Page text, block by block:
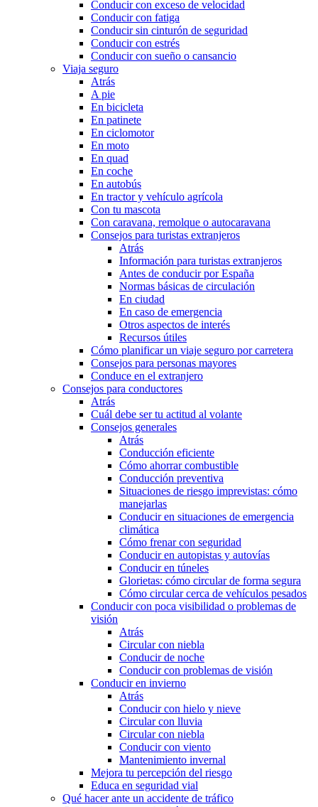
Conducir con exceso de velocidad
Conducir con fatiga
Conducir sin cinturón de seguridad
Conducir con estrés
Conducir con sueño o cansancio
Viaja seguro
Atrás
A pie
En bicicleta
En patinete
En ciclomotor
En moto
En quad
En coche
En autobús
En tractor y vehículo agrícola
Con tu mascota
Con caravana, remolque o autocaravana
Consejos para turistas extranjeros
Atrás
Información para turistas extranjeros
Antes de conducir por España
Normas básicas de circulación
En ciudad
En caso de emergencia
Otros aspectos de interés
Recursos útiles
Cómo planificar un viaje seguro por carretera
Consejos para personas mayores
Conduce en el extranjero
Consejos para conductores
Atrás
Cuál debe ser tu actitud al volante
Consejos generales
Atrás
Conducción eficiente
Cómo ahorrar combustible
Conducción preventiva
Situaciones de riesgo imprevistas: cómo
manejarlas
Conducir en situaciones de emergencia
climática
Cómo frenar con seguridad
Conducir en autopistas y autovías
Conducir en túneles
Glorietas: cómo circular de forma segura
Cómo circular cerca de vehículos pesados
Conducir con poca visibilidad o problemas de
visión
Atrás
Circular con niebla
Conducir de noche
Conducir con problemas de visión
Conducir en invierno
Atrás
Conducir con hielo y nieve
Circular con lluvia
Circular con niebla
Conducir con viento
Mantenimiento invernal
Mejora tu percepción del riesgo
Educa en seguridad vial
Qué hacer ante un accidente de tráfico